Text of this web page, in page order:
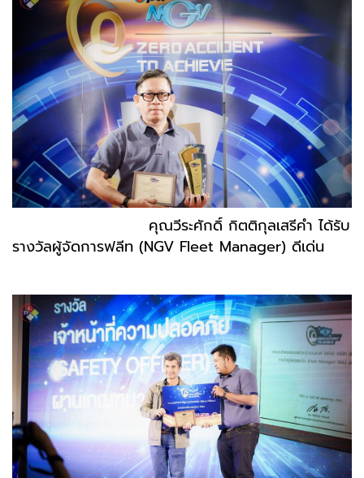
คุณวีระศักดิ์ กิตติกุลเสรีคำ ได้รับ
รางวัลผู้จัดการฟลีท (NGV Fleet Manager) ดีเด่น